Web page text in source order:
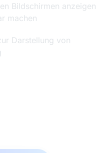
Bildschirmen anzeigen
machen
Darstellung von